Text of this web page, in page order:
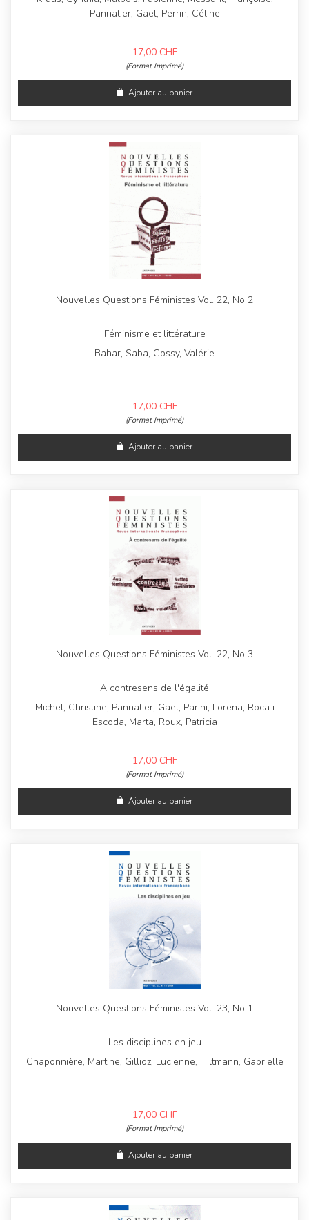
Pannatier, Gaël, Perrin, Céline
17,00 CHF
(Format Imprimé)
Ajouter au panier
Nouvelles Questions Féministes Vol. 22, No 2
Féminisme et littérature
Bahar, Saba, Cossy, Valérie
17,00 CHF
(Format Imprimé)
Ajouter au panier
Nouvelles Questions Féministes Vol. 22, No 3
A contresens de l'égalité
Michel, Christine, Pannatier, Gaël, Parini, Lorena, Roca i
Escoda, Marta, Roux, Patricia
17,00 CHF
(Format Imprimé)
Ajouter au panier
Nouvelles Questions Féministes Vol. 23, No 1
Les disciplines en jeu
Chaponnière, Martine, Gillioz, Lucienne, Hiltmann, Gabrielle
17,00 CHF
(Format Imprimé)
Ajouter au panier